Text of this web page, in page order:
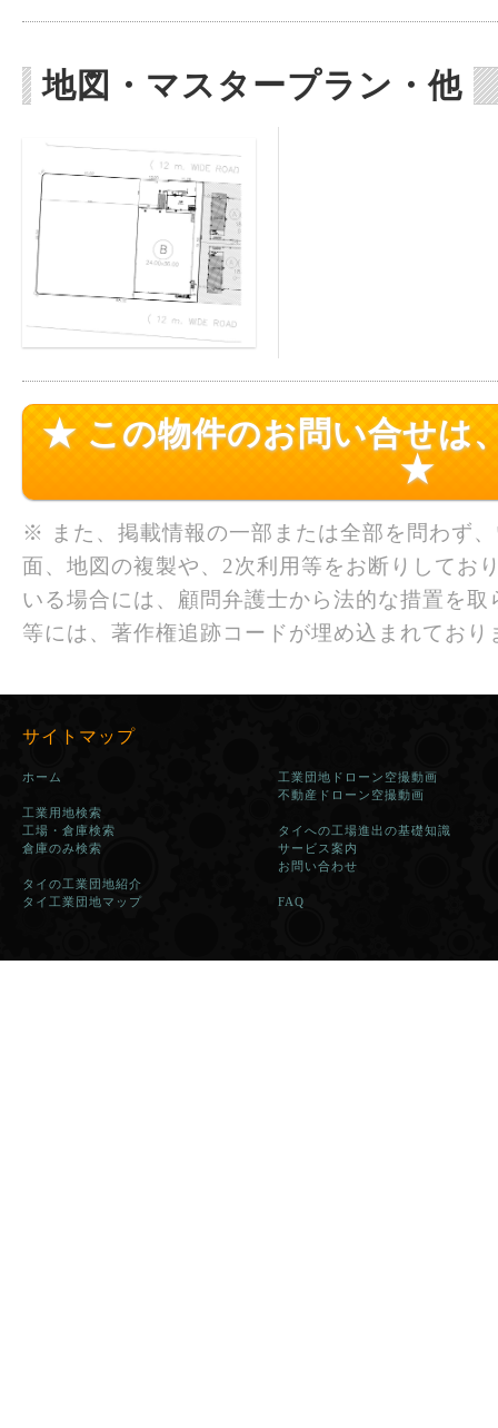
地図・マスタープラン・他
★ この物件のお問い合せは
★
※ また、掲載情報の一部または全部を問わず
面、地図の複製や、2次利用等をお断りしてお
いる場合には、顧問弁護士から法的な措置を
等には、著作権追跡コードが埋め込まれており
サイトマップ
ホーム
工業用地検索
工場・倉庫検索
倉庫のみ検索
タイの工業団地紹介
タイ工業団地マップ
工業団地ドローン空撮動画
不動産ドローン空撮動画
タイへの工場進出の基礎知識
サービス案内
お問い合わせ
FAQ